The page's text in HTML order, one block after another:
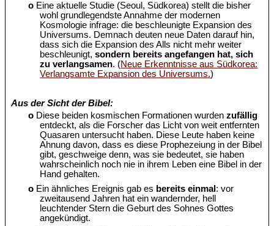
o Eine aktuelle Studie (Seoul, Südkorea) stellt die bisher
wohl grundlegendste Annahme der modernen
Kosmologie infrage: die beschleunigte Expansion des
Universums. Demnach deuten neue Daten darauf hin,
dass sich die Expansion des Alls nicht mehr weiter
beschleunigt,sondern bereits angefangen hat, sich
zu verlangsamen. (Neue Erkenntnisse aus Südkorea:
Verlangsamte Expansion des Universums.)
Aus der Sicht der Bibel:
o Diese beiden kosmischen Formationen wurdenzufällig
entdeckt, als die Forscher das Licht von weit entfernten
Quasaren untersucht haben. Diese Leute haben keine
Ahnung davon, dass es diese Prophezeiung in der Bibel
gibt, geschweige denn, was sie bedeutet, sie haben
wahrscheinlich noch nie in ihrem Leben eine Bibel in der
Hand gehalten.
o Ein ähnliches Ereignis gab es bereits einmal : vor
zweitausend Jahren hat ein wandernder, hell
leuchtender Stern die Geburt des Sohnes Gottes
angekündigt.